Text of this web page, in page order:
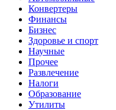
Конвертеры
Финансы
Бизнес
Здоровье и спорт
Научные
Прочее
Развлечение
Налоги
Образование
Утилиты